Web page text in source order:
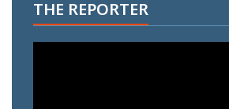
THE REPORTER